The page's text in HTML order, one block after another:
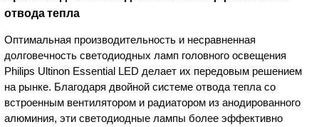
отвода тепла
Оптимальная производительность и несравненная
долговечность светодиодных ламп головного освещения
Philips Ultinon Essential LED делает их передовым решением
на рынке. Благодаря двойной системе отвода тепла со
встроенным вентилятором и радиатором из анодированного
алюминия, эти светодиодные лампы более эффективно